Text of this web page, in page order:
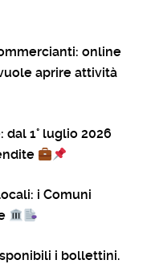
online
aprire attività
1° luglio 2026
i Comuni
i bollettini.